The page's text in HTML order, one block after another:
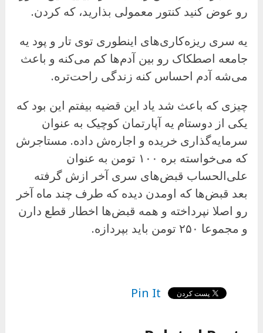
رو عوض کنید کنتور معمولی بذارید، که کردن.
یه سری ریزه‌کاری‌های اینطوری توی تار و پود یه
جامعه‌ اصطکاک رو بین آدم‌ها کم می‌کنه و باعث
می‌شه آدم احساس کنه زندگی راحت‌تره.
چیزی که باعث شد یاد این قضیه بیفتم این بود که
یکی از دوستام یه آپارتمان کوچیک به عنوان
سرمایه‌گذاری خریده و اجاره‌ش داده. مستاجرش
که می‌خواسته بره ۱۰۰ تومن به عنوان
علی‌الحساب قبض‌های سری آخر ازش گرفته
بعد قبض‌ها که اومدن دیده که طرف چند ماه آخر
رو اصلا نپرداخته و همه قبض‌ها اخطار قطع دارن
و مجموعا ۲۵۰ تومن باید بپردازه.
Pin It